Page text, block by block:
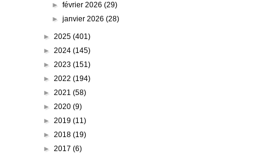
►février 2026(29)
►janvier 2026(28)
► 2025 (401)
► 2024 (145)
► 2023 (151)
► 2022 (194)
► 2021 (58)
► 2020 (9)
► 2019 (11)
► 2018 (19)
► 2017 (6)